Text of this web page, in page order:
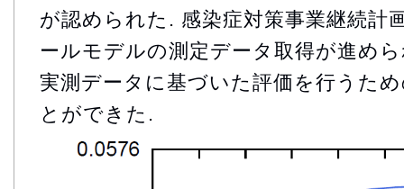
が認められた. 感染症対策事業継続計
ールモデルの測定データ取得が進め
実測データに基づいた評価を行うた
とができた.